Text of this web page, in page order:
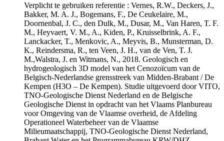
Verplicht te gebruiken referentie : Vernes, R.W., Deckers, J.,
Bakker, M. A. J., Bogemans, F., De Ceukelaire, M.,
Doornenbal, J. C., den Dulk, M., Dusar, M., Van Haren, T. F.
M., Heyvaert, V. M., A., Kiden, P., Kruisselbrink, A. F.,
Lanckacker, T., Menkovic, A., Meyvis, B., Munsterman, D.
K., Reindersma, R., ten Veen, J. H., van de Ven, T. J.
M.,Walstra, J. en Witmans, N., 2018. Geologisch en
hydrogeologisch 3D model van het Cenozoïcum van de
Belgisch-Nederlandse grensstreek van Midden-Brabant / De
Kempen (H3O – De Kempen). Studie uitgevoerd door VITO,
TNO-Geologische Dienst Nederland en de Belgische
Geologische Dienst in opdracht van het Vlaams Planbureau
voor Omgeving van de Vlaamse overheid, de Afdeling
Operationeel Waterbeheer van de Vlaamse
Milieumaatschappij, TNO-Geologische Dienst Nederland,